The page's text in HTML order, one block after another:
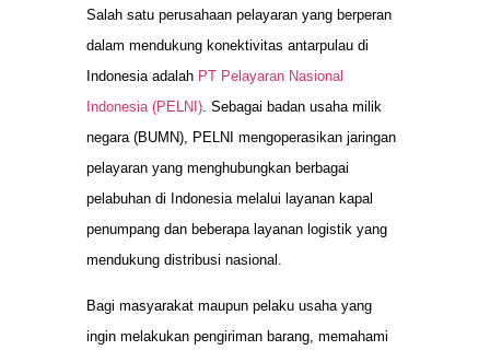
Salah satu perusahaan pelayaran yang berperan
dalam mendukung konektivitas antarpulau di
Indonesia adalah PT Pelayaran Nasional
Indonesia (PELNI). Sebagai badan usaha milik
negara (BUMN), PELNI mengoperasikan jaringan
pelayaran yang menghubungkan berbagai
pelabuhan di Indonesia melalui layanan kapal
penumpang dan beberapa layanan logistik yang
mendukung distribusi nasional.
Bagi masyarakat maupun pelaku usaha yang
ingin melakukan pengiriman barang, memahami